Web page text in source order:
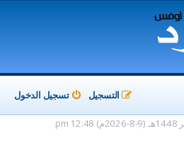
تسجيل الدخول التسجيل